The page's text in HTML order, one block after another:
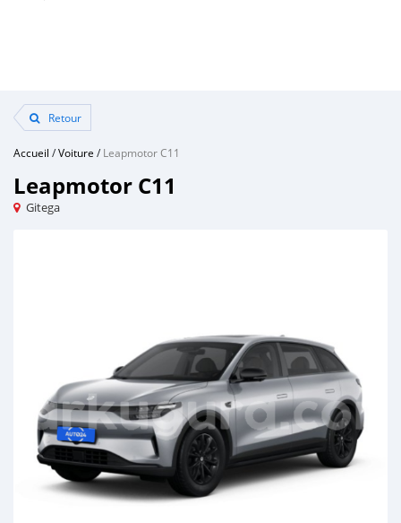
Retour
Accueil /Voiture /Leapmotor C11
Leapmotor C11
Gitega